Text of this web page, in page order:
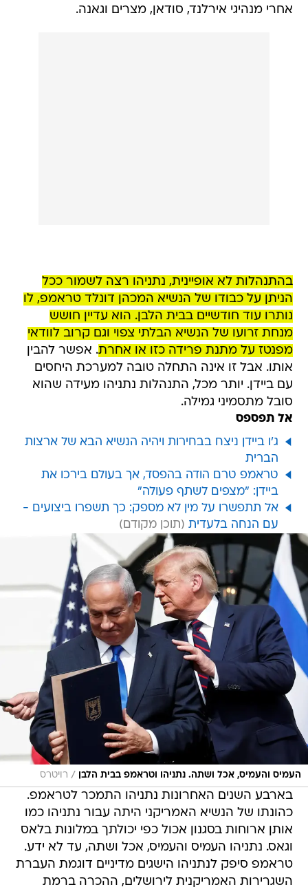
אחרי מנהיגי אירלנד, סודאן, מצרים וגאנה.
בהתנהלות לא אופיינית, נתניהו רצה לשמור ככל
הניתן על כבודו של הנשיא המכהן דונלד טראמפ, לו
נותרו עוד חודשיים בבית הלבן. הוא עדיין חושש
מנחת זרועו של הנשיא הבלתי צפוי וגם קרוב לוודאי
מפנטז על מתנת פרידה כזו או אחרת. אפשר להבין
אותו. אבל זו אינה התחלה טובה למערכת היחסים
עם ביידן. יותר מכל, התנהלות נתניהו מעידה שהוא
סובל מתסמיני גמילה.
אל תפספס
ג'ו ביידן ניצח בבחירות ויהיה הנשיא הבא של ארצות
הברית
טראמפ טרם הודה בהפסד, אך בעולם בירכו את
ביידן: "מצפים לשתף פעולה"
אל תתפשרו על מין לא מספק: כך תשפרו ביצועים -
עם הנחה בלעדית
העמיס והעמיס, אכל ושתה. נתניהו וטראמפ בבית הלבן / רויטרס
בארבע השנים האחרונות נתניהו התמכר לטראמפ.
כהונתו של הנשיא האמריקני היתה עבור נתניהו כמו
אותן ארוחות בסגנון אכול כפי יכולתך במלונות בלאס
וגאס. נתניהו העמיס והעמיס, אכל ושתה, עד לא ידע.
טראמפ סיפק לנתניהו הישגים מדיניים דוגמת העברת
השגרירות האמריקנית לירושלים, ההכרה ברמת